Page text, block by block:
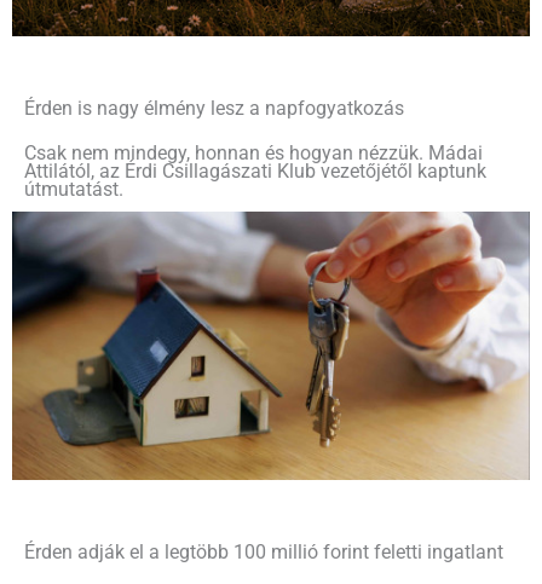
Érden is nagy élmény lesz a napfogyatkozás
Csak nem mindegy, honnan és hogyan nézzük. Mádai
Attilától, az Érdi Csillagászati Klub vezetőjétől kaptunk
útmutatást.
Érden adják el a legtöbb 100 millió forint feletti ingatlant